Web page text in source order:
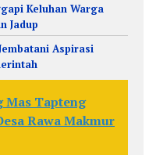
Keluhan Warga
Jadup
Aspirasi
Mas Tapteng
Rawa Makmur